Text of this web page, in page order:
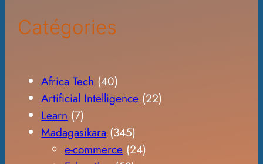
Catégories
Africa Tech (40)
Artificial Intelligence (22)
Learn (7)
Madagasikara (345)
e-commerce (24)